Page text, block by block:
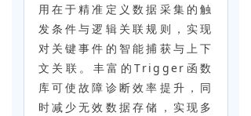
用在于精准定义数据采集的触
发条件与逻辑关联规则，实现
对关键事件的智能捕获与上下
文关联。丰富的Trigger函数
库可使故障诊断效率提升，同
时减少无效数据存储，实现多